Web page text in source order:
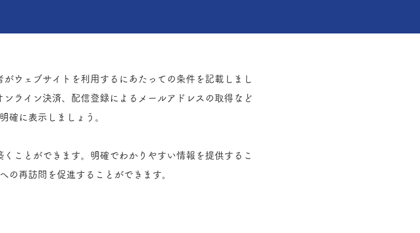
ウェブサイトを利用するにあたっての条件を記載しまし
ライン決済、配信登録によるメールアドレスの取得など
確に表示しましょう。
ことができます。明確でわかりやすい情報を提供するこ
の再訪問を促進することができます。